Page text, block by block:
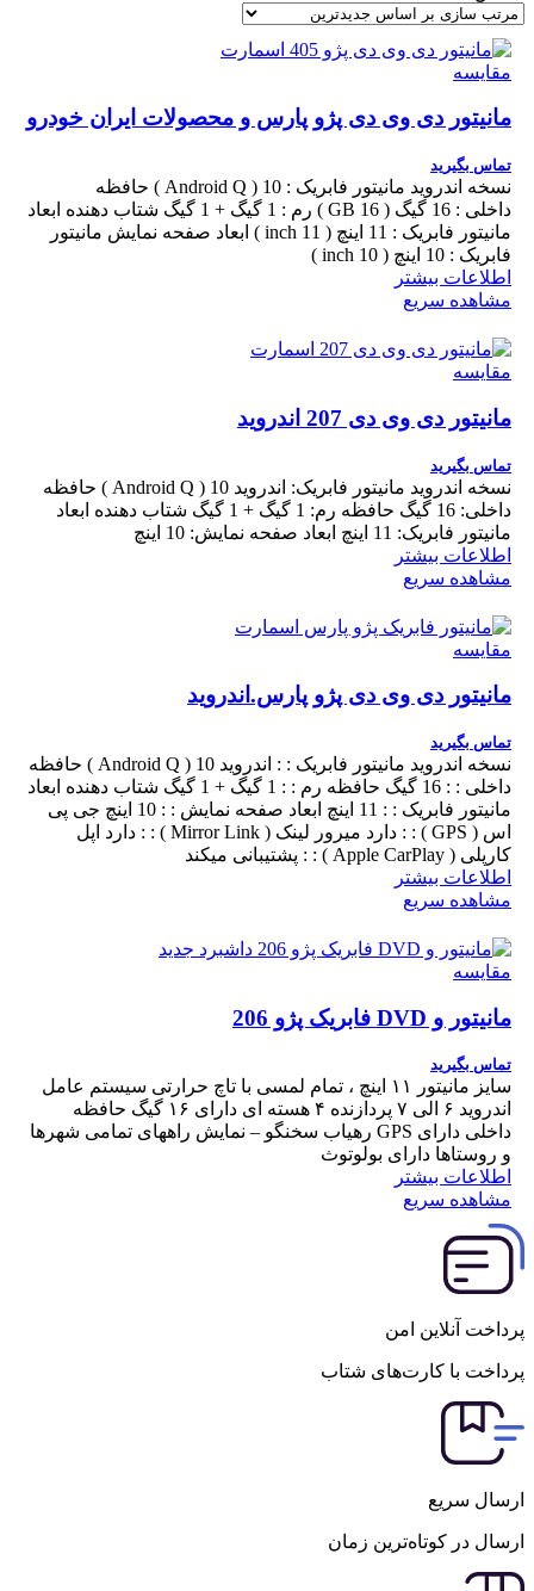
مقایسه
مانیتور دی وی دی پژو پارس و محصولات ایران خودرو
تماس بگیرید
نسخه اندروید مانیتور فابریک : 10 ( Android Q ) حافظه
داخلی : 16 گیگ ( 16 GB ) رم : 1 گیگ + 1 گیگ شتاب دهنده ابعاد
مانیتور فابریک : 11 اینچ ( 11 inch ) ابعاد صفحه نمایش مانیتور
فابریک : 10 اینچ ( 10 inch )
اطلاعات بیشتر
مشاهده سریع
مقایسه
مانیتور دی وی دی 207 اندروید
تماس بگیرید
نسخه اندروید مانیتور فابریک: اندروید 10 ( Android Q ) حافظه
داخلی: 16 گیگ حافظه رم: 1 گیگ + 1 گیگ شتاب دهنده ابعاد
مانیتور فابریک: 11 اینچ ابعاد صفحه نمایش: 10 اینچ
اطلاعات بیشتر
مشاهده سریع
مقایسه
مانیتور دی وی دی پژو پارس.اندروید
تماس بگیرید
نسخه اندروید مانیتور فابریک : : اندروید 10 ( Android Q ) حافظه
داخلی : : 16 گیگ حافظه رم : : 1 گیگ + 1 گیگ شتاب دهنده ابعاد
مانیتور فابریک : : 11 اینچ ابعاد صفحه نمایش : : 10 اینچ جی پی
اس ( GPS ) : : دارد میرور لینک ( Mirror Link ) : : دارد اپل
کارپلی ( Apple CarPlay ) : : پشتیبانی میکند
اطلاعات بیشتر
مشاهده سریع
مقایسه
مانیتور و DVD فابریک پژو 206
تماس بگیرید
سایز مانیتور ۱۱ اینچ ، تمام لمسی با تاچ حرارتی سیستم عامل
اندروید ۶ الی ۷ پردازنده ۴ هسته ای دارای ۱۶ گیگ حافظه
داخلی دارای GPS رهیاب سخنگو – نمایش راههای تمامی شهرها
و روستاها دارای بولوتوث
اطلاعات بیشتر
مشاهده سریع
پرداخت آنلاین امن
پرداخت با کارت‌های شتاب
ارسال سریع
ارسال در کوتاه‌ترین زمان